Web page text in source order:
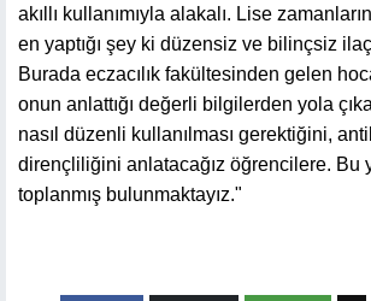
akıllı kullanımıyla alakalı. Lise
en yaptığı şey ki düzensiz ve bilinçsiz ilaç
Burada eczacılık fakültesinden gelen
onun anlattığı değerli bilgilerden yola
nasıl düzenli kullanılması gerektiğini,
dirençliliğini anlatacağız öğrencilere. Bu
toplanmış bulunmaktayız."